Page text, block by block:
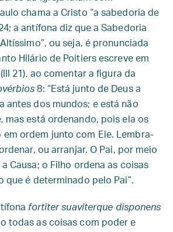
chama a Cristo “a sabedoria de
a antífona diz que a Sabedoria
ou seja, é pronunciada
Hilário de Poitiers escreve em
(III 21), ao comentar a figura da
8: “Está junto de Deus a
antes dos mundos; e está não
mas está ordenando, pois ela os
ordem junto com Ele. Lembra-
ou arranjar. O Pai, por meio
Causa; o Filho ordena as coisas
que é determinado pelo Pai”.
fortiter suaviterque disponens
todas as coisas com poder e